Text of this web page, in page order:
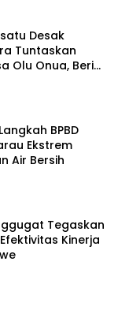
Desak
Tuntaskan
Olu Onua, Beri
BPBD
Ekstrem
Air Bersih
Tegaskan
Kinerja